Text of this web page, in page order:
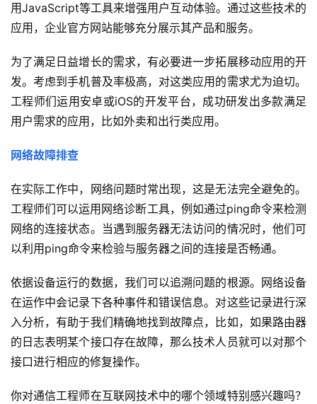
用JavaScript等工具来增强用户互动体验。通过这些技术的
应用，企业官方网站能够充分展示其产品和服务。
为了满足日益增长的需求，有必要进一步拓展移动应用的开
发。考虑到手机普及率极高，对这类应用的需求尤为迫切。
工程师们运用安卓或iOS的开发平台，成功研发出多款满足
用户需求的应用，比如外卖和出行类应用。
网络故障排查
在实际工作中，网络问题时常出现，这是无法完全避免的。
工程师们可以运用网络诊断工具，例如通过ping命令来检测
网络的连接状态。当遇到服务器无法访问的情况时，他们可
以利用ping命令来检验与服务器之间的连接是否畅通。
依据设备运行的数据，我们可以追溯问题的根源。网络设备
在运作中会记录下各种事件和错误信息。对这些记录进行深
入分析，有助于我们精确地找到故障点，比如，如果路由器
的日志表明某个接口存在故障，那么技术人员就可以对那个
接口进行相应的修复操作。
你对通信工程师在互联网技术中的哪个领域特别感兴趣吗？